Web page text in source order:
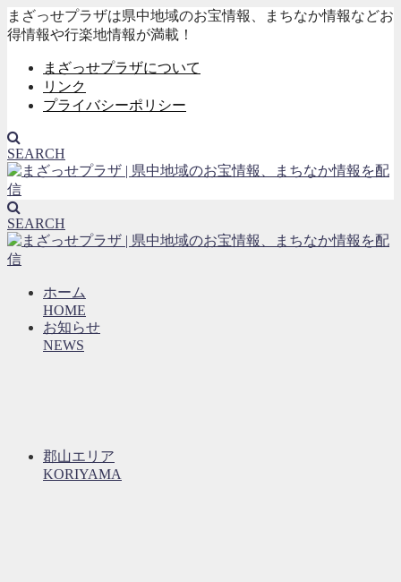
まざっせプラザは県中地域のお宝情報、まちなか情報などお
得情報や行楽地情報が満載！
まざっせプラザについて
リンク
プライバシーポリシー
SEARCH
SEARCH
ホーム
HOME
お知らせ
NEWS
郡山エリア
KORIYAMA